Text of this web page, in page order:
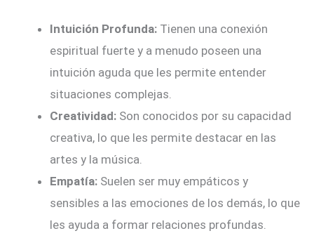
Intuición Profunda: Tienen una conexión
espiritual fuerte y a menudo poseen una
intuición aguda que les permite entender
situaciones complejas.
Creatividad: Son conocidos por su capacidad
creativa, lo que les permite destacar en las
artes y la música.
Empatía: Suelen ser muy empáticos y
sensibles a las emociones de los demás, lo que
les ayuda a formar relaciones profundas.